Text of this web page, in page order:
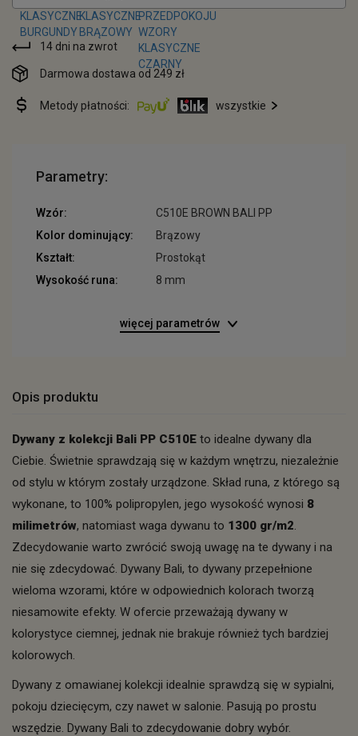
14 dni na zwrot
Darmowa dostawa od 249 zł
Metody płatności: wszystkie
Parametry:
Wzór:
C510E BROWN BALI PP
Kolor dominujący:
Brązowy
Kształt:
Prostokąt
Wysokość runa:
8 mm
więcej parametrów
Opis produktu
Dywany z kolekcji Bali PP C510E to idealne dywany dla
Ciebie. Świetnie sprawdzają się w każdym wnętrzu, niezależnie
od stylu w którym zostały urządzone. Skład runa, z którego są
wykonane, to 100% polipropylen, jego wysokość wynosi 8
milimetrów, natomiast waga dywanu to 1300 gr/m2.
Zdecydowanie warto zwrócić swoją uwagę na te dywany i na
nie się zdecydować. Dywany Bali, to dywany przepełnione
wieloma wzorami, które w odpowiednich kolorach tworzą
niesamowite efekty. W ofercie przeważają dywany w
kolorystyce ciemnej, jednak nie brakuje również tych bardziej
kolorowych.
Dywany z omawianej kolekcji idealnie sprawdzą się w sypialni,
pokoju dziecięcym, czy nawet w salonie. Pasują po prostu
wszędzie. Dywany Bali to zdecydowanie dobry wybór.